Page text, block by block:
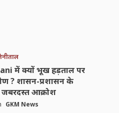
में क्यों भूख हड़ताल पर
? शासन-प्रशासन के
आक्रोश
GKM News